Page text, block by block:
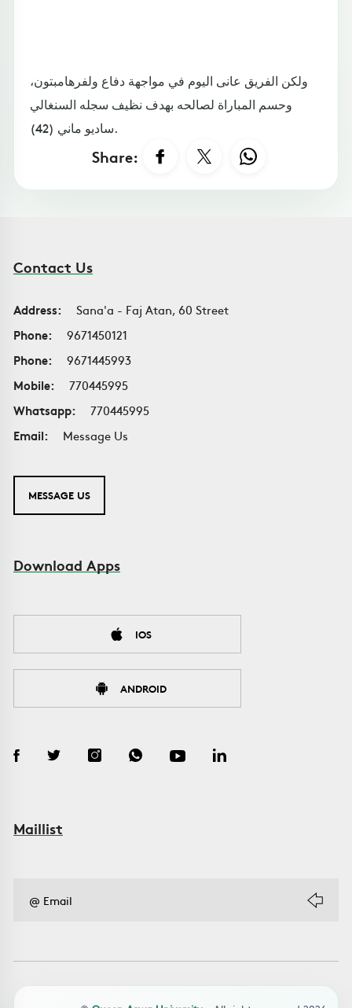
ولكن الفريق عانى اليوم في مواجهة دفاع ولفرهامبتون،
وحسم المباراة لصالحه بهدف نظيف سجله السنغالي
ساديو ماني (42).
Share:
Contact Us
Address:
Sana'a - Faj Atan, 60 Street
Phone:
9671450121
Phone:
9671445993
Mobile:
770445995
Whatsapp:
770445995
Email:
Message Us
MESSAGE US
Download Apps
IOS
ANDROID
Maillist